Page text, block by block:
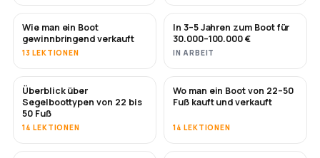
NEU
Wie man ein Boot
gewinnbringend verkauft
13 LEKTIONEN
NEU
In 3–5 Jahren zum Boot für
30.000–100.000 €
IN ARBEIT
BALD
Überblick über
Segelboottypen von 22 bis
50 Fuß
14 LEKTIONEN
BALD
Wo man ein Boot von 22–50
Fuß kauft und verkauft
14 LEKTIONEN